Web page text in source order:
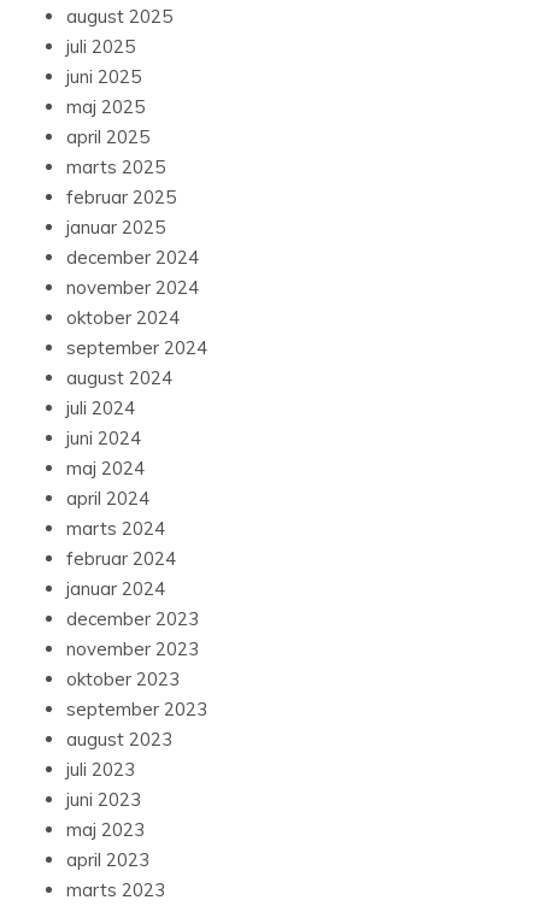
august 2025
juli 2025
juni 2025
maj 2025
april 2025
marts 2025
februar 2025
januar 2025
december 2024
november 2024
oktober 2024
september 2024
august 2024
juli 2024
juni 2024
maj 2024
april 2024
marts 2024
februar 2024
januar 2024
december 2023
november 2023
oktober 2023
september 2023
august 2023
juli 2023
juni 2023
maj 2023
april 2023
marts 2023